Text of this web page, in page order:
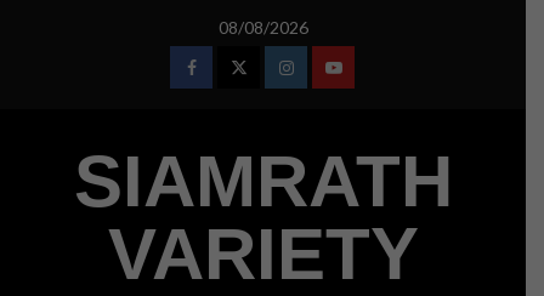
08/08/2026
FacebookTwitterInstagramYoutube
SIAMRATH
VARIETY